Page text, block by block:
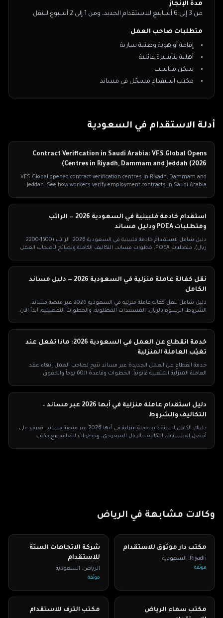
مدة الإنجاز
من 3 إلى 6 أسابيع للاستقدام الجديد، ومن 1 إلى 2 أسبوع للنقل
متطلبات صاحب العمل
إقامة أو هوية وطنية سارية
أهلية لتأشيرة عائلية
سكن مناسب
مكتب استقدام مسجّل في مساند
أدلة الاستقدام في السعودية
Contract Verification in Saudi Arabia: VFS Global Opens
Centres in Riyadh, Dammam and Jeddah (2026)
VFS Global opened contract verification centres in Riyadh, Dammam and
Jeddah. See how workers verify employment contracts in Saudi Arabia
استقدام خادمة فلبينية في السعودية 2026 — الراتب
ومتطلبات POEA ودليل مساند
دليل شامل لاستقدام خادمة فلبينية في السعودية 2026. الراتب (1500-2200
ريال)، متطلبات POEA، خطوات مساند، التكاليف الكاملة ونصائح لأصحاب العمل
نقل كفالة عاملة منزلية في السعودية 2026 — دليل مساند
الكامل
دليل شامل لنقل كفالة عاملة منزلية في السعودية 2026 عبر منصة مساند.
الشروط، الرسوم بالريال، المستندات المطلوبة، والخطوات التفصيلية. ابدأ الآن.
خدمة انقطاع عن العمل في السعودية 2026: ماذا تفعل عند
تغيّب العاملة المنزلية
خدمة انقطاع عن العمل الجديدة عبر مساند تتيح لصاحب العمل إنهاء عقد
العاملة المنزلية المتغيبة قانونياً. الخطوات وقاعدة الـ60 يوماً والحقوق.
دليل استقدام عاملة منزلية في أبها 2026 عبر مساند –
التكاليف والشروط
دليلك الكامل لاستقدام عاملة منزلية في أبها 2026 عبر منصة مساند. تعرف على
أفضل الجنسيات، التكاليف بالريال السعودي، وخطوات التعاقد مع مكتب
وكالات مشابهة في الرياض
مكتب دار موثوق للاستقدام
Riyadh، السعودية
موثّقة
شركة الاتجاهات الستة
للاستقدام
الرياض، السعودية
موثّقة
مكتب سماء الرياض
مكتب الترف للاستقدام